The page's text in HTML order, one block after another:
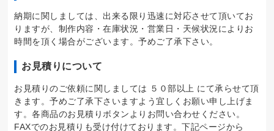
納期に関しましては、出来る限り迅速に対応させて頂いてお
りますが、制作内容・在庫状況・営業日・天候状況によりお
時間を頂く場合がございます。予めご了承下さい。
お見積りについて
お見積りのご依頼に関しましては ５０部以上 にて承らせて頂
きます。予めご了承下さいますよう宜しくお願い申し上げま
す。各商品のお見積りボタンよりお問い合わせください。
FAXでのお見積りも受け付けております。下記ページから